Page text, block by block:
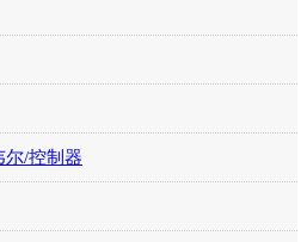
尔/控制器